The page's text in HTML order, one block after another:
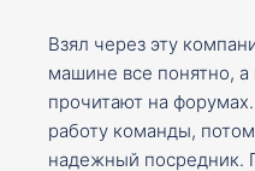
Взял через эту
машине все понятно,
прочитают на
работу команды,
надежный посредник.